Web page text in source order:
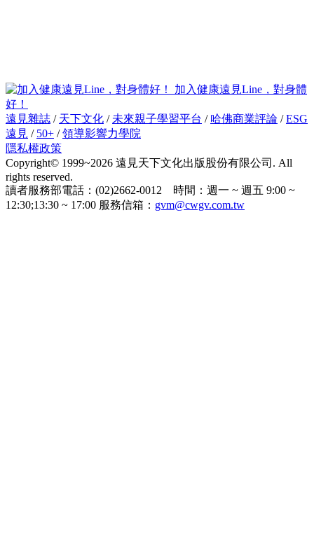
加入健康遠見Line，對身體
好！
遠見雜誌 / 天下文化 / 未來親子學習平台 / 哈佛商業評論 /ESG
遠見 / 50+ /領導影響力學院
隱私權政策
Copyright© 1999~2026 遠見天下文化出版股份有限公司. All
rights reserved.
讀者服務部電話：(02)2662-0012 時間：週一 ~ 週五 9:00 ~
12:30;13:30 ~ 17:00 服務信箱： gvm@cwgv.com.tw